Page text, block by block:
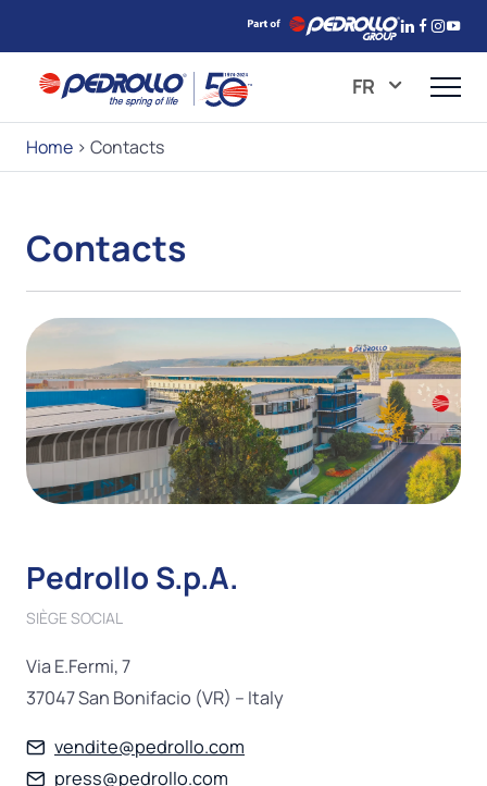
FR
Home > Contacts
Contacts
Pedrollo S.p.A.
SIÈGE SOCIAL
Via E.Fermi, 7
37047 San Bonifacio (VR) – Italy
vendite@pedrollo.com
press@pedrollo.com